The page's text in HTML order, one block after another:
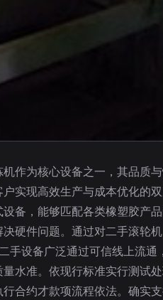
作为核心设备之一，其品质
实现高效生产与成本优化的
备，能够匹配各类橡塑胶产
硬件问题。通过对二手滚轮
手设备广泛通过可信线上流通
水准。依现行标准实行测试
合约才款项流程依法。确实